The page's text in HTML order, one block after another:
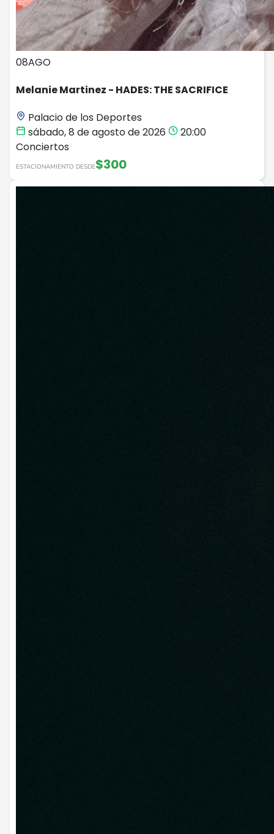
08AGO
Melanie Martinez - HADES: THE SACRIFICE
Palacio de los Deportes
sábado, 8 de agosto de 2026
20:00
Conciertos
ESTACIONAMIENTO DESDE$300